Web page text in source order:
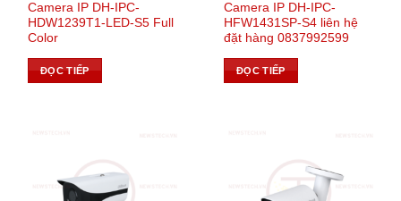
Camera IP DH-IPC-
HDW1239T1-LED-S5 Full
Color
ĐỌC TIẾP
Camera IP DH-IPC-
HFW1431SP-S4 liên hệ
đặt hàng 0837992599
ĐỌC TIẾP